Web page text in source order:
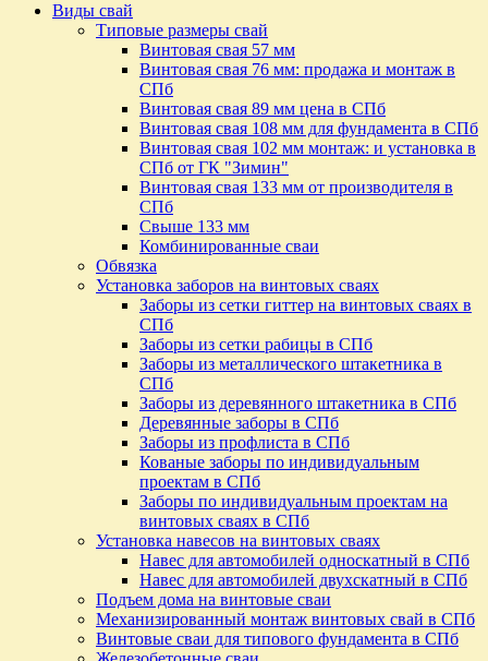
Виды свай
Типовые размеры свай
Винтовая свая 57 мм
Винтовая свая 76 мм: продажа и монтаж в
СПб
Винтовая свая 89 мм цена в СПб
Винтовая свая 108 мм для фундамента в СПб
Винтовая свая 102 мм монтаж: и установка в
СПб от ГК "Зимин"
Винтовая свая 133 мм от производителя в
СПб
Свыше 133 мм
Комбинированные сваи
Обвязка
Установка заборов на винтовых сваях
Заборы из сетки гиттер на винтовых сваях в
СПб
Заборы из сетки рабицы в СПб
Заборы из металлического штакетника в
СПб
Заборы из деревянного штакетника в СПб
Деревянные заборы в СПб
Заборы из профлиста в СПб
Кованые заборы по индивидуальным
проектам в СПб
Заборы по индивидуальным проектам на
винтовых сваях в СПб
Установка навесов на винтовых сваях
Навес для автомобилей односкатный в СПб
Навес для автомобилей двухскатный в СПб
Подъем дома на винтовые сваи
Механизированный монтаж винтовых свай в СПб
Винтовые сваи для типового фундамента в СПб